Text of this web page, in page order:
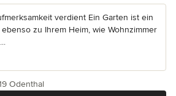
verdient Ein Garten ist ein
zu Ihrem Heim, wie Wohnzimmer
Odenthal